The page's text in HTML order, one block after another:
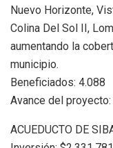
Nuevo Horizonte,
Colina Del Sol II,
aumentando la
municipio.
Beneficiados: 4.088
Avance del
ACUEDUCTO DE